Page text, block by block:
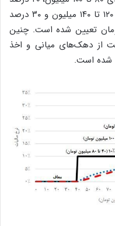
برای ۱۰۰ تا ۱۲۰ میلیون، ۲۵ درصد برای ۱۲۰ تا ۱۴۰ میلیون و ۳۰ درصد
از ۱۴۰ میلیون تومان تعیین شده است. چنین
از دهک‌های میانی و اخذ
شده است.